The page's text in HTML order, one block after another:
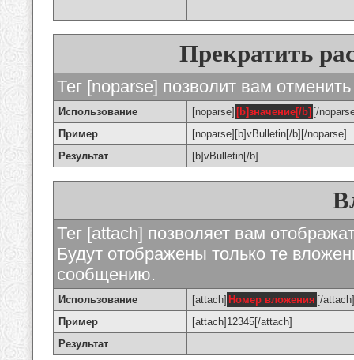
Прекратить
Тег [noparse] позволит вам
Использование [noparse] [b]значение[/b] [/
Пример
[noparse][b]vBulletin[/b][/noparse]
Результат
[b]vBulletin[/b]
Тег [attach] позволяет вам
Будут отображены только те
сообщению.
Использование [attach] Номер вложения [/attach]
Пример
[attach]12345[/attach]
Результат